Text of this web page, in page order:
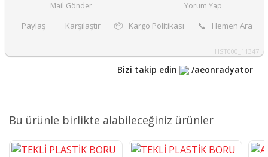
Mail Gönder
Yorum Yap
Paylaş Karşılaştır 📦 Kargo Politikası 📞 Hemen Ara
HST000_11347
Bizi takip edin /aeonradyator
Bu ürünle birlikte alabileceğiniz ürünler